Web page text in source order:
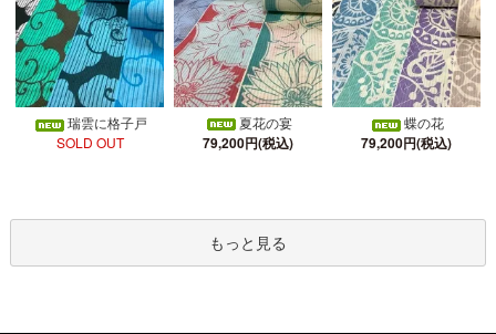
瑞雲に格子戸
SOLD OUT
夏花の宴
79,200円(税込)
蝶の花
79,200円(税込)
もっと見る